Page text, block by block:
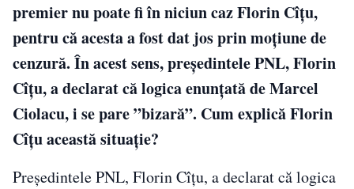
premier nu poate fi în niciun caz Florin Cîțu,
pentru că acesta a fost dat jos prin moțiune de
cenzură. În acest sens, președintele PNL, Florin
Cîțu, a declarat că logica enunțată de Marcel
Ciolacu, i se pare ”bizară”. Cum explică Florin
Cîțu această situație?
Președintele PNL, Florin Cîțu, a declarat că logica